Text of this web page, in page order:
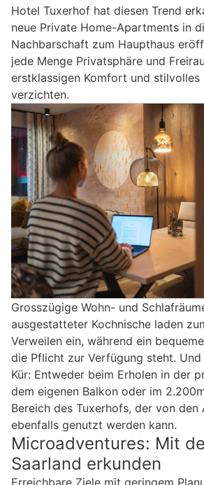
Hotel Tuxerhof hat diesen Trend
neue Private Home-Apartments in
Nachbarschaft zum Haupthaus
jede Menge Privatsphäre und
erstklassigen Komfort und stilvolles
verzichten.
Grosszügige Wohn- und
ausgestatteter Kochnische laden
Verweilen ein, während ein
die Pflicht zur Verfügung steht.
Kür: Entweder beim Erholen in der
dem eigenen Balkon oder im
Bereich des Tuxerhofs, der von
ebenfalls genutzt werden kann.
Microadventures: Mit
Saarland erkunden
Erreichbare Ziele mit geringem